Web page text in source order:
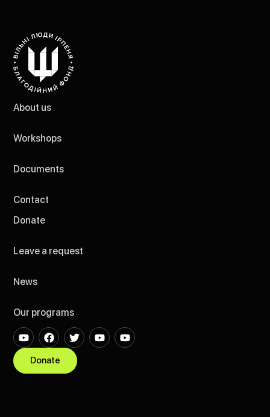
About us
Workshops
Documents
Contact
Donate
Leave a request
News
Our programs
Donate